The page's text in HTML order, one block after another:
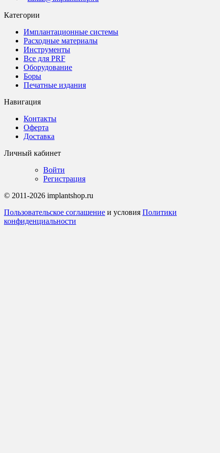
Категории
Имплантационные системы
Расходные материалы
Инструменты
Все для PRF
Оборудование
Боры
Печатные издания
Навигация
Контакты
Оферта
Доставка
Личный кабинет
Войти
Регистрация
© 2011-2026 implantshop.ru
Пользовательское соглашение и условия Политики
конфиденциальности